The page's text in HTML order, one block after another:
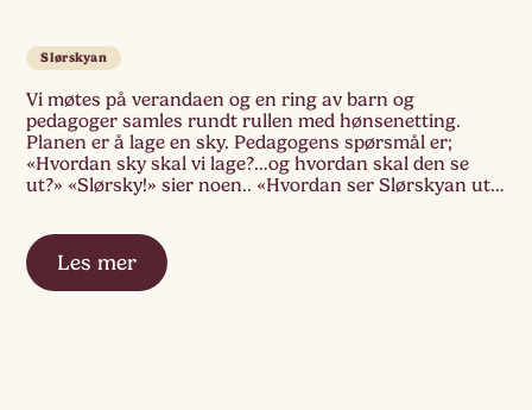
Slørskyan
Vi møtes på verandaen og en ring av barn og
pedagoger samles rundt rullen med hønsenetting.
Planen er å lage en sky. Pedagogens spørsmål er;
«Hvordan sky skal vi lage?…og hvordan skal den se
ut?» «Slørsky!» sier noen.. «Hvordan ser Slørskyan ut
Les mer